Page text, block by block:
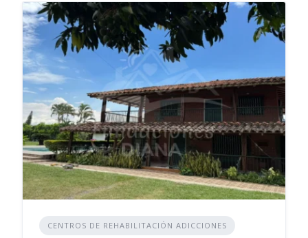
CENTROS DE REHABILITACIÓN ADICCIONES